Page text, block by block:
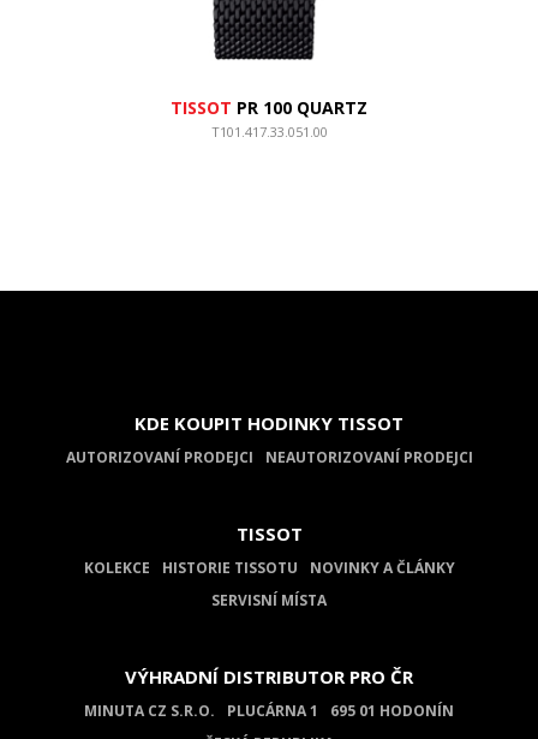
TISSOT PR 100 QUARTZ
T101.417.33.051.00
KDE KOUPIT HODINKY TISSOT
AUTORIZOVANÍ PRODEJCI NEAUTORIZOVANÍ PRODEJCI
TISSOT
KOLEKCE HISTORIE TISSOTU
NOVINKY A ČLÁNKY
SERVISNÍ MÍSTA
VÝHRADNÍ DISTRIBUTOR PRO ČR
MINUTA CZ S.R.O. PLUCÁRNA 1
695 01 HODONÍN